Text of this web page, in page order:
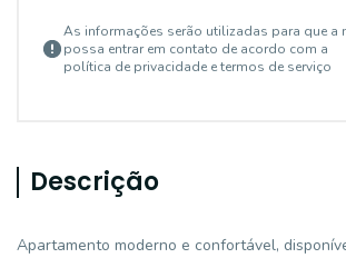
As informações serão utilizadas para que a
possa entrar em contato de acordo com a
política de privacidade e termos de serviço
Descrição
Apartamento moderno e confortável,